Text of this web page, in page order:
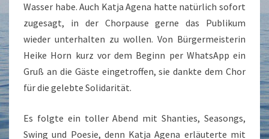
Wasser habe. Auch Katja Agena hatte natürlich sofort
zugesagt, in der Chorpause gerne das Publikum
wieder unterhalten zu wollen. Von Bürgermeisterin
Heike Horn kurz vor dem Beginn per WhatsApp ein
Gruß an die Gäste eingetroffen, sie dankte dem Chor
für die gelebte Solidarität.
Es folgte ein toller Abend mit Shanties, Seasongs,
Swing und Poesie, denn Katja Agena erläuterte mit